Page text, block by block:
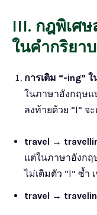
III. กฎพิเศ
ในคำกริยา
การเติม “-ing”
ในภาษาอังกฤษแ
ลงท้ายด้วย “l” จ
travel →
แต่ในภาษาอังกฤ
ไม่เติมตัว “l” ซ้ำ
travel →